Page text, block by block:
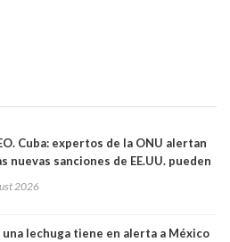
Cuba: expertos de la ONU alertan
nuevas sanciones de EE.UU. pueden
2026
una lechuga tiene en alerta a México